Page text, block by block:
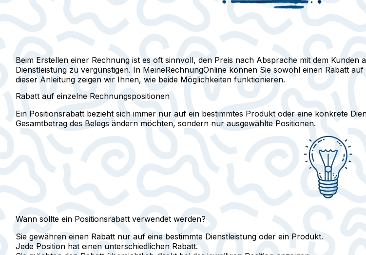
Beim Erstellen einer Rechnung ist es oft sinnvoll, den Preis nach Absprache mit dem
Dienstleistung zu vergünstigen. In MeineRechnungOnline können Sie sowohl einen Rabatt
dieser Anleitung zeigen wir Ihnen, wie beide Möglichkeiten funktionieren.
Rabatt auf einzelne Rechnungspositionen
Ein Positionsrabatt bezieht sich immer nur auf ein bestimmtes Produkt oder eine konkrete
Gesamtbetrag des Belegs ändern möchten, sondern nur ausgewählte Positionen.
Wann sollte ein Positionsrabatt verwendet werden?
Sie gewähren einen Rabatt nur auf eine bestimmte Dienstleistung oder ein Produkt.
Jede Position hat einen unterschiedlichen Rabatt.